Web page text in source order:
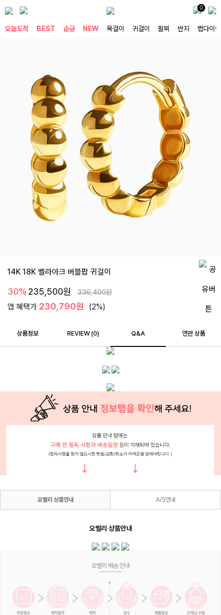
0
오늘도착 BEST 순금 NEW 목걸이 귀걸이 팔찌 반지 랩다이아
14K 18K 벨라아크 버블팝 귀걸이
30% 235,500원 336,400원
앱 혜택가 230,790원 (2%)
상품정보 REVIEW (0) Q&A 연관 상품
오벨리 상품안내 A/S안내
오벨리 상품안내